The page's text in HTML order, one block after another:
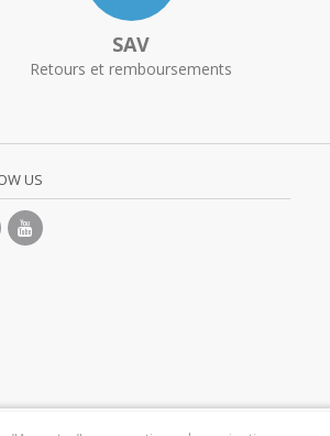
SAV
Retours et remboursements
US